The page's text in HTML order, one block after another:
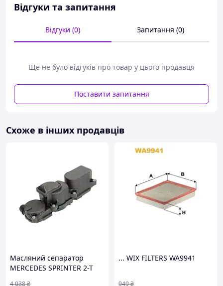
Відгуки та запитання
Відгуки (0) Запитання (0)
Ще не було відгуків про товар у цього продавця
Поставити запитання
Схоже в інших продавців
Масляний сепаратор
MERCEDES SPRINTER 2-T
4 038₴
... WIX FILTERS WA9941
949₴